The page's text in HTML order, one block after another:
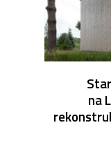
na